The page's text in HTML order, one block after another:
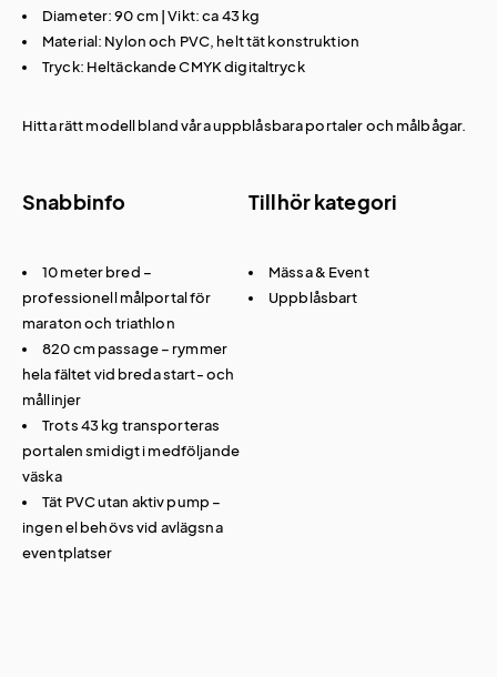
Diameter: 90 cm | Vikt: ca 43 kg
Material: Nylon och PVC, helt tät konstruktion
Tryck: Heltäckande CMYK digitaltryck
Hitta rätt modell bland vårauppblåsbara portaler och målbågar.
Snabbinfo
10 meter bred –
professionell målportal för
maraton och triathlon
820 cm passage – rymmer
hela fältet vid breda start- och
mållinjer
Trots 43 kg transporteras
portalen smidigt i medföljande
väska
Tät PVC utan aktiv pump –
ingen el behövs vid avlägsna
eventplatser
Tillhör kategori
Mässa & Event
Uppblåsbart